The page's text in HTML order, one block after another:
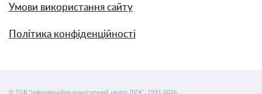
Умови використання сайту
Політика конфіденційності
© ТОВ "інформаційно-аналітичний центр ЛІГА", 1991-2026.